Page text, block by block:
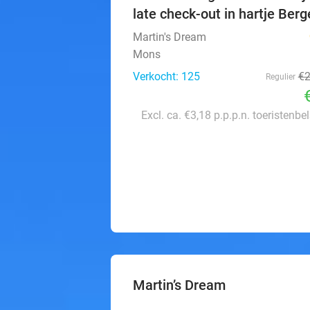
late check-out in hartje
Martin's Dream
Mons
Verkocht: 125
Regulier
Excl. ca. €3,18 p.p.p.n.
Martin’s Dream